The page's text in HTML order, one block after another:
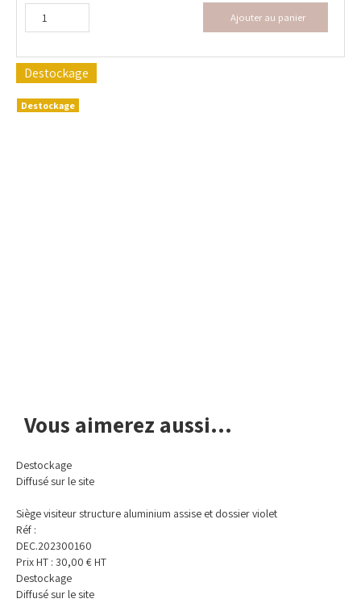
Destockage
Destockage
Ajouter au panier
Vous aimerez aussi...
Destockage
Diffusé sur le site
Siège visiteur structure aluminium assise et dossier violet
Réf :
DEC.202300160
Prix HT : 30,00 € HT
Destockage
Diffusé sur le site